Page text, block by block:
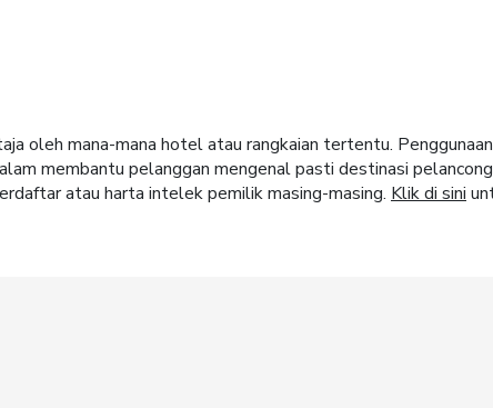
oleh mana-mana hotel atau rangkaian tertentu.
membantu pelanggan mengenal pasti destinasi
atau harta intelek pemilik masing-masing. Klik di sini